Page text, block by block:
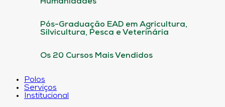
Pós-Graduação EAD em Agricultura,
Silvicultura, Pesca e Veterinária
Os 20 Cursos Mais Vendidos
Polos
Serviços
Institucional